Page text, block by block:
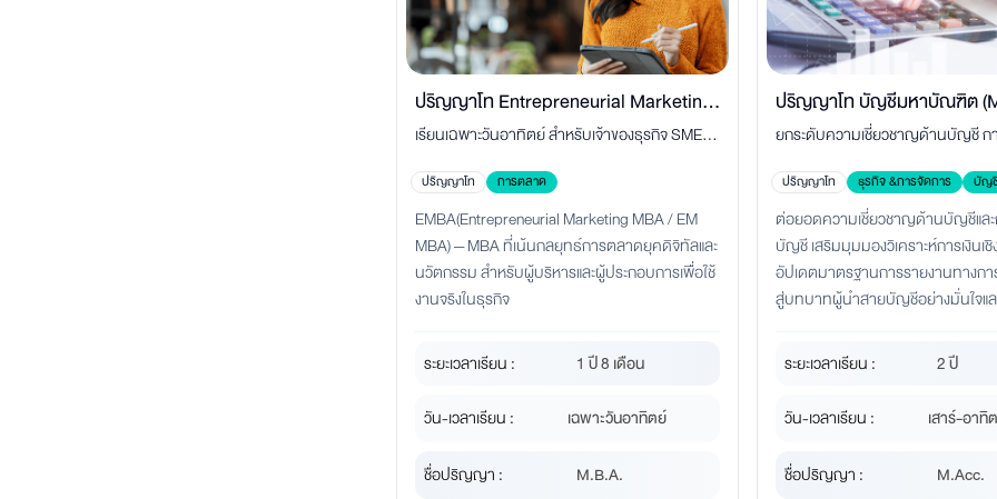
ปริญญาโท Entrepreneurial Marketing
MBA (eMBA) การตลาดสำหรับผู้ประกอบ
การ
เรียนเฉพาะวันอาทิตย์ สำหรับเจ้าของธุรกิจ SMEs,
Startup และคนทำงาน สร้างแบรนด์ เพิ่มยอดขาย
ขยายธุรกิจให้โตอย่างยั่งยืน
ปริญญาโท การตลาด
EMBA(Entrepreneurial Marketing MBA / EM
MBA) — MBA ที่เน้นกลยุทธ์การตลาดยุคดิจิทัลและ
นวัตกรรม สำหรับผู้บริหารและผู้ประกอบการเพื่อใช้
งานจริงในธุรกิจ
ระยะเวลาเรียน : 1 ปี 8 เดือน
วัน-เวลาเรียน : เฉพาะวันอาทิตย์
ชื่อปริญญา : M.B.A.
ปริญญาโท บัญชีมหาบัณฑิต
ยกระดับความเชี่ยวชาญด้านบัญชี ก
บัญชี ภาษีอากร และวิเคราะห์การเ
ความก้าวหน้าในสายอาชีพสำหรับ
ใหม่
ปริญญาโท ธุรกิจ &การจัดการ บัญ
ต่อยอดความเชี่ยวชาญด้านบัญชีแล
บัญชี เสริมมุมมองวิเคราะห์การเงินเ
อัปเดตมาตรฐานการรายงานทางกา
สู่บทบาทผู้นำสายบัญชีอย่างมั่นใจแ
ระยะเวลาเรียน : 2 ปี
วัน-เวลาเรียน : เสาร์-อาทิ
ชื่อปริญญา : M.Acc.